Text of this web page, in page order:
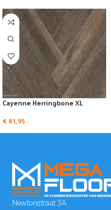
Cayenne Herringbone XL
€41,95
Newtonstraat 3A